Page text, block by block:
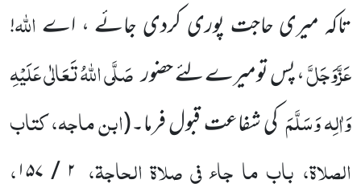
تاکہ میری حاجت پوری کردی جائے ، اےاللہ!
عَزَّوَجَلَّ، پس تومیرے لئے حضورصَلَّی اللہُ تَعَالٰی عَلَیْہِ
وَاٰلِہ وَسَلَّمَکی شفاعت قبول فرما۔(ابن ماجہ، کتاب
الصلاۃ، باب ما جاء فی صلاۃ الحاجۃ، ۲ / ۱۵۷
،